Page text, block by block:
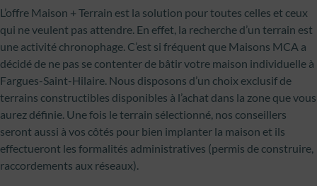
L’offre Maison + Terrain est la solution pour toutes celles et ceux
qui ne veulent pas attendre. En effet, la recherche d’un terrain est
une activité chronophage. C’est si fréquent que Maisons MCA a
décidé de ne pas se contenter de bâtir votre maison individuelle à
Fargues-Saint-Hilaire. Nous disposons d’un choix exclusif de
terrains constructibles disponibles à l’achat dans la zone que vous
aurez définie. Une fois le terrain sélectionné, nos conseillers
seront aussi à vos côtés pour bien implanter la maison et ils
effectueront les formalités administratives (permis de construire,
raccordements aux réseaux).